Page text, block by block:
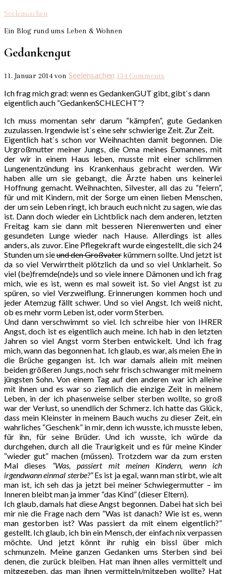
Seelensachen
Ein Blog rund ums Leben & Wohnen
Gedankengut
11. Januar 2014von Seelensachen 134 Comments
Ich frag mich grad: wenn es GedankenGUT gibt, gibt`s dann
eigentlich auch “GedankenSCHLECHT”?
Ich muss momentan sehr darum “kämpfen”, gute Gedanken
zuzulassen. Irgendwie ist`s eine sehr schwierige Zeit. Zur Zeit.
Eigentlich hat`s schon vor Weihnachten damit begonnen. Die
Urgroßmutter meiner Jungs, die Oma meines Exmannes, mit
der wir in einem Haus leben, musste mit einer schlimmen
Lungenentzündung ins Krankenhaus gebracht werden. Wir
haben alle um sie gebangt, die Ärzte haben uns keinerlei
Hoffnung gemacht. Weihnachten, Silvester, all das zu “feiern”,
für und mit Kindern, mit der Sorge um einen lieben Menschen,
der um sein Leben ringt, ich brauch euch nicht zu sagen, wie das
ist. Dann doch wieder ein Lichtblick nach dem anderen, letzten
Freitag kam sie dann mit besseren Nierenwerten und einer
gesundeten Lunge wieder nach Hause. Allerdings ist alles
anders, als zuvor. Eine Pflegekraft wurde eingestellt, die sich 24
Stunden um sieund den Großvater kümmern sollte. Und jetzt ist
da so viel Verwirrtheit plötzlich da und so viel Unklarheit. So
viel (be)fremde(nde)s und so viele innere Dämonen und ich frag
mich, wie es ist, wenn es mal soweit ist. So viel Angst ist zu
spüren, so viel Verzweiflung. Erinnerungen kommen hoch und
jeder Atemzug fällt schwer. Und so viel Angst. Ich weiß nicht,
ob es mehr vorm Leben ist, oder vorm Sterben.
Und dann verschwimmt so viel. Ich schreibe hier von IHRER
Angst, doch ist es eigentlich auch meine. Ich hab in den letzten
Jahren so viel Angst vorm Sterben entwickelt. Und ich frag
mich, wann das begonnen hat. Ich glaub, es war, als meien Ehe in
die Brüche gegangen ist. Ich war damals allein mit meinen
beiden größeren Jungs, noch sehr frisch schwanger mit meinem
jüngsten Sohn. Von einem Tag auf den anderen war ich alleine
mit ihnen und es war so ziemlich die einzige Zeit in meinem
Leben, in der ich phasenweise selber sterben wollte, so groß
war der Verlust, so unendlich der Schmerz. Ich hatte das Glück,
dass mein Kleinster in meinem Bauch wuchs zu dieser Zeit, ein
wahrliches “Geschenk” in mir, denn ich wusste, ich musste leben,
für ihn, für seine Brüder. Und ich wusste, ich würde da
durchgehen, durch all die Traurigkeit und es für meine Kinder
“wieder gut” machen (müssen). Trotzdem war da zum ersten
Mal dieses “Was, passiert mit meinen Kindern, wenn ich
irgendwann einmal sterbe?”Es ist ja egal, wann man stirbt, wie alt
man ist, ich seh das ja jetzt bei meiner Schwiegermutter – im
Inneren bleibt man ja immer “das Kind” (dieser Eltern).
Ich glaub, damals hat diese Angst begonnen. Dabei hat sich bei
mir nie die Frage nach dem “Was ist danach? Wie ist es, wenn
man gestorben ist? Was passiert da mit einem eigentlich?”
gestellt. Ich glaub, ich bin ein Mensch, der einfach nix verpassen
möchte. Und jetzt könnt ihr ruhig ein bissl über mich
schmunzeln. Meine ganzen Gedanken ums Sterben sind bei
denen, die zurück bleiben. Hat man ihnen alles vermittelt und
mitgegeben, das man ihnen vermitteln/mitgeben wollte? Hat